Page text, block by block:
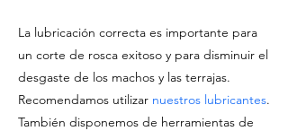
La lubricación correcta es importante para
un corte de rosca exitoso y para disminuir el
desgaste de los machos y las terrajas.
Recomendamos utilizar nuestros lubricantes.
También disponemos de herramientas de